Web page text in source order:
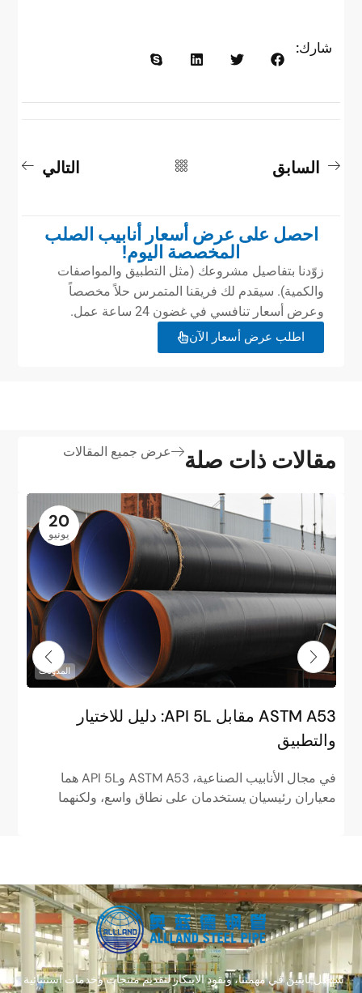
شارك:
السابق التالي
احصل على عرض أسعار أنابيب الصلب
المخصصة اليوم!
زوّدنا بتفاصيل مشروعك (مثل التطبيق والمواصفات
والكمية). سيقدم لك فريقنا المتمرس حلاً مخصصاً
وعرض أسعار تنافسي في غضون 24 ساعة عمل.
اطلب عرض أسعار الآن
مقالات ذات صلة عرض جميع المقالات
20
يونيو
المدونات
ASTM A53 مقابل API 5L: دليل للاختيار
والتطبيق
في مجال الأنابيب الصناعية، ASTM A53 وAPI 5L هما
معياران رئيسيان يستخدمان على نطاق واسع، ولكنهما
سنظل ثابتين في مهمتنا، ونقود الابتكار لتقديم منتجات وخدمات استثنائية